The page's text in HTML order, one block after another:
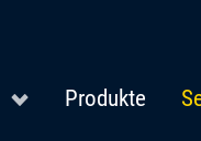
Produkte